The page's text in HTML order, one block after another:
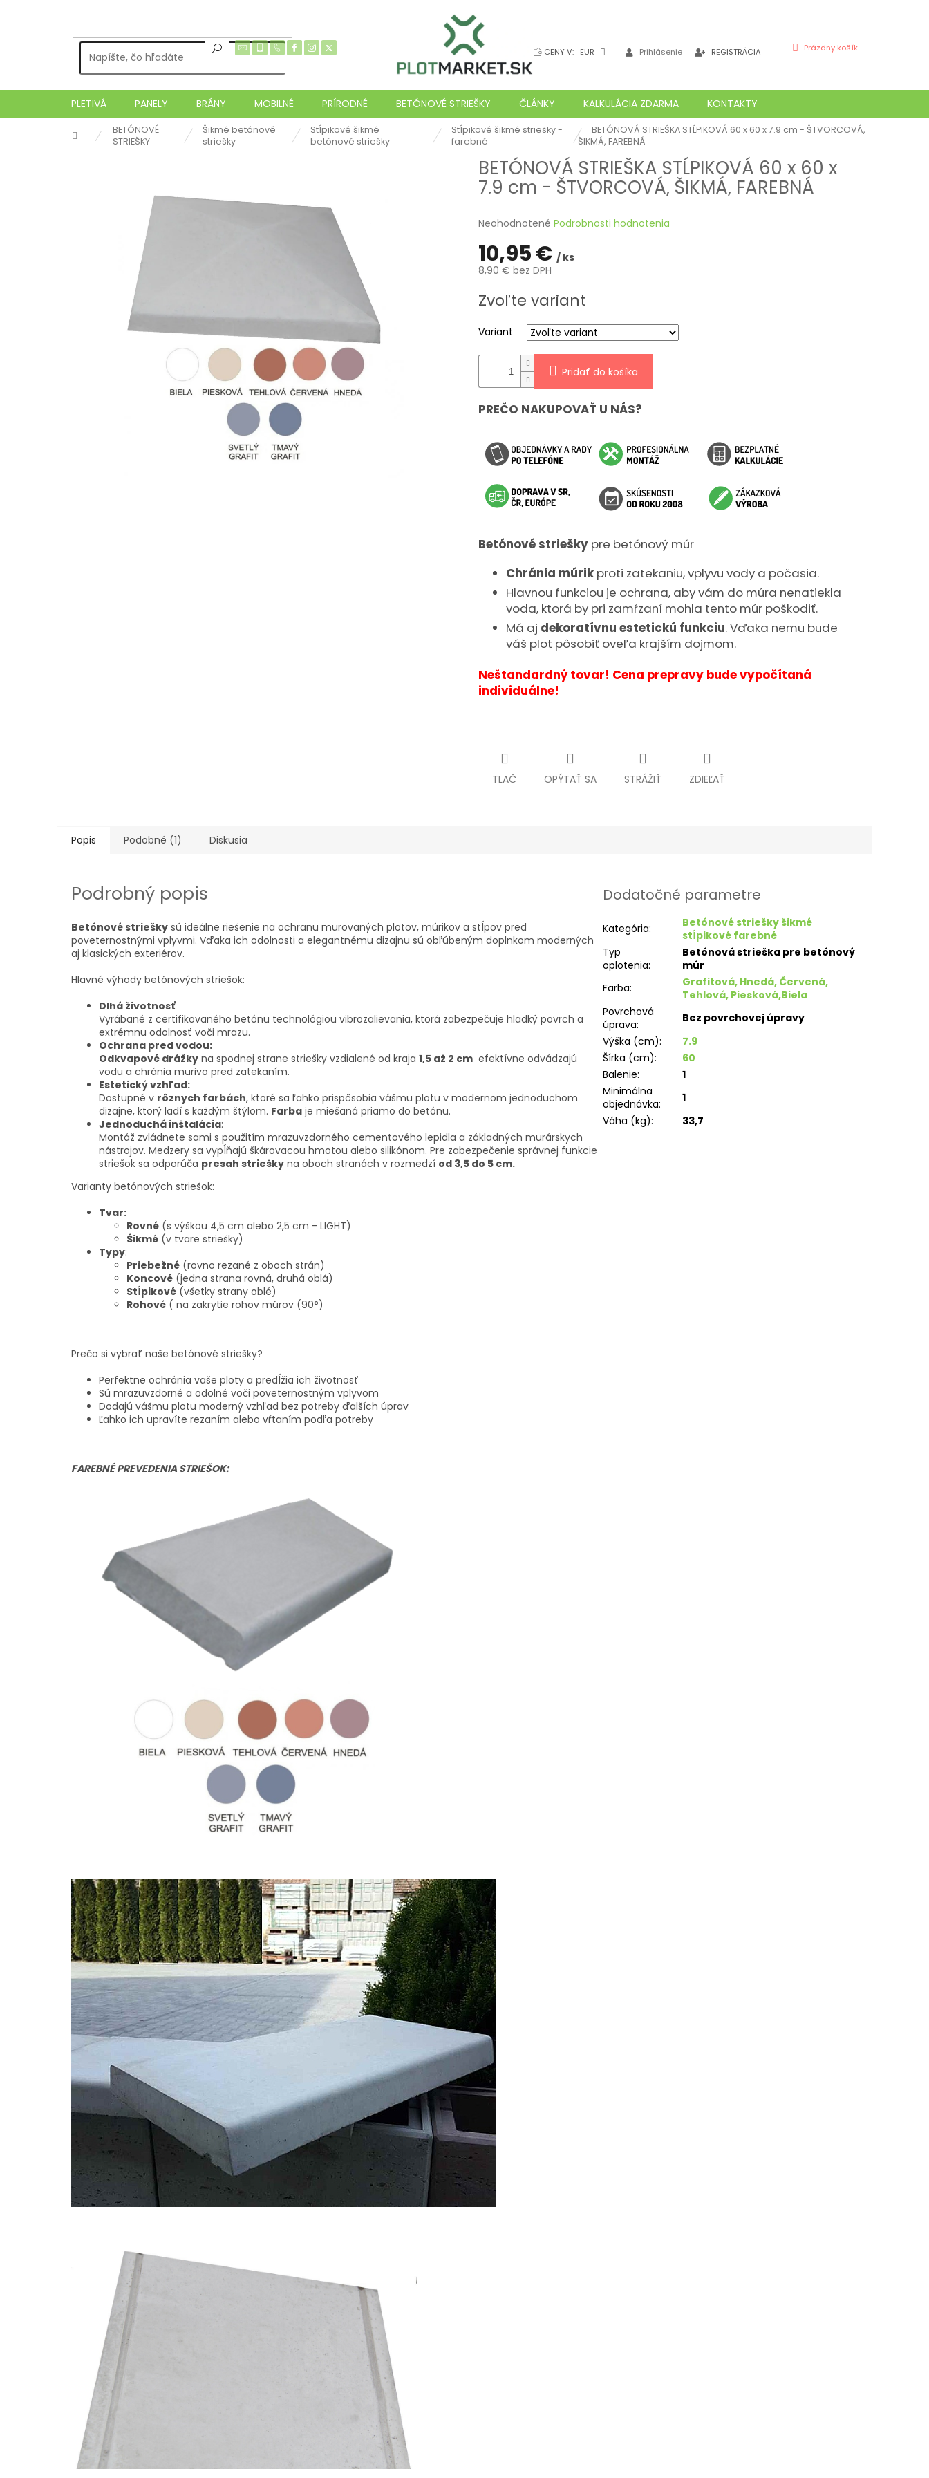
CENY V: EUR Prihlásenie REGISTRÁCIA
NÁKUPNÝ
Prázdny košík
PLETIVÁ PANELY BRÁNY MOBILNÉ PRÍRODNÉ BETÓNOVÉ STRIEŠKY ČLÁNKY KALKULÁCIA ZDARMA KONTAKTY
DomovBETÓNOVÉ
STRIEŠKY
Šikmé betónové
striešky
Stĺpikové šikmé
betónové striešky
Stĺpikové šikmé striešky -
farebné
BETÓNOVÁ STRIEŠKA STĹPIKOVÁ 60 x 60 x 7.9 cm - ŠTVORCOVÁ,
ŠIKMÁ, FAREBNÁ
BETÓNOVÁ STRIEŠKA STĹPIKOVÁ 60 x 60 x
7.9 cm - ŠTVORCOVÁ, ŠIKMÁ, FAREBNÁ
Priemerné
produktu
je
0,0
5
Neohodnotené Podrobnosti hodnotenia
10,95 € / ks
8,90 € bez DPH
cena:
Zvoľte variant
Variant
Pridať do košíka
PREČO NAKUPOVAŤ U NÁS?
Betónové striešky pre betónový múr
Chránia múrik proti zatekaniu, vplyvu vody a počasia.
Hlavnou funkciou je ochrana, aby vám do múra nenatiekla
voda, ktorá by pri zamŕzaní mohla tento múr poškodiť.
Má aj dekoratívnu estetickú funkciu. Vďaka nemu bude
váš plot pôsobiť oveľa krajším dojmom.
Neštandardný tovar! Cena prepravy bude vypočítaná
individuálne!
TLAČ OPÝTAŤ SA STRÁŽIŤ ZDIEĽAŤ
Popis Podobné (1) Diskusia
Podrobný popis
Betónové striešky sú ideálne riešenie na ochranu murovaných plotov, múrikov a stĺpov pred
poveternostnými vplyvmi. Vďaka ich odolnosti a elegantnému dizajnu sú obľúbeným doplnkom moderných
aj klasických exteriérov.
Hlavné výhody betónových striešok:
Dlhá životnosť:
Vyrábané z certifikovaného betónu technológiou vibrozalievania, ktorá zabezpečuje hladký povrch a
extrémnu odolnosť voči mrazu.
Ochrana pred vodou:
Odkvapové drážky na spodnej strane striešky vzdialené od kraja 1,5 až 2 cm efektívne odvádzajú
vodu a chránia murivo pred zatekaním.
Estetický vzhľad:
Dostupné v rôznych farbách, ktoré sa ľahko prispôsobia vášmu plotu v modernom jednoduchom
dizajne, ktorý ladí s každým štýlom. Farba je miešaná priamo do betónu.
Jednoduchá inštalácia:
Montáž zvládnete sami s použitím mrazuvzdorného cementového lepidla a základných murárskych
nástrojov. Medzery sa vypĺňajú škárovacou hmotou alebo silikónom. Pre zabezpečenie správnej funkcie
striešok sa odporúča presah striešky na oboch stranách v rozmedzí od 3,5 do 5 cm.
Varianty betónových striešok:
Tvar:
Rovné (s výškou 4,5 cm alebo 2,5 cm - LIGHT)
Šikmé (v tvare striešky)
Typy:
Priebežné (rovno rezané z oboch strán)
Koncové (jedna strana rovná, druhá oblá)
Stĺpikové (všetky strany oblé)
Rohové ( na zakrytie rohov múrov (90°)
Prečo si vybrať naše betónové striešky?
Perfektne ochránia vaše ploty a predĺžia ich životnosť
Sú mrazuvzdorné a odolné voči poveternostným vplyvom
Dodajú vášmu plotu moderný vzhľad bez potreby ďalších úprav
Ľahko ich upravíte rezaním alebo vŕtaním podľa potreby
FAREBNÉ PREVEDENIA STRIEŠOK:
Dodatočné parametre
Kategória:
Betónové striešky šikmé
stĺpikové farebné
Typ
oplotenia:
Betónová strieška pre betónový
múr
Farba:
Grafitová, Hnedá, Červená,
Tehlová, Piesková,Biela
Povrchová
úprava:
Bez povrchovej úpravy
Výška (cm):
7.9
Šírka (cm):
60
Balenie:
1
Minimálna
objednávka:
1
Váha (kg): 33,7